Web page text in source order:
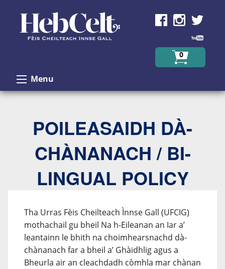
0
Menu
POILEASAIDH DÀ-
CHÀNANACH / BI-
LINGUAL POLICY
Tha Urras Fèis Cheilteach Ìnnse Gall (UFCIG)
mothachail gu bheil Na h-Eileanan an Iar a’
leantainn le bhith na choimhearsnachd dà-
chànanach far a bheil a’ Ghàidhlig agus a
Bheurla air an cleachdadh còmhla mar chànan